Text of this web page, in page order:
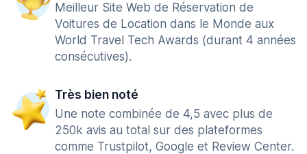
Meilleur Site Web de Réservation de
Voitures de Location dans le Monde aux
World Travel Tech Awards (durant 4 années
consécutives).
Très bien noté
Une note combinée de 4,5 avec plus de
250k avis au total sur des plateformes
comme Trustpilot, Google et Review Center.